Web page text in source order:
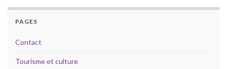
PAGES
Contact
Tourisme et culture